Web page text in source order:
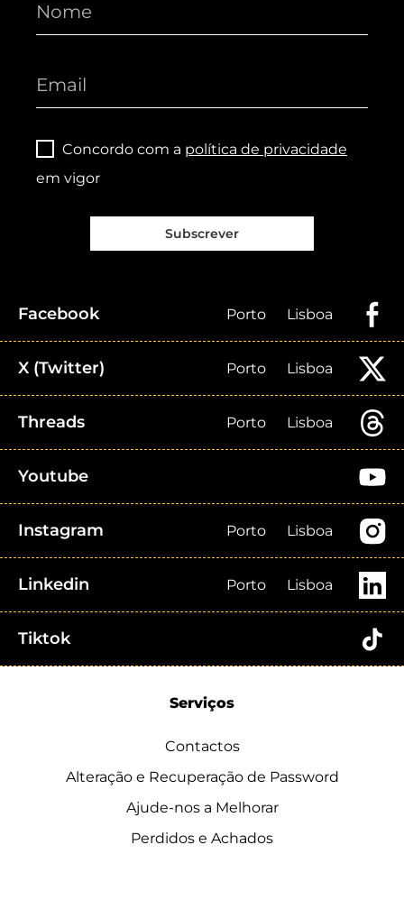
Concordo com a política de privacidade
em vigor
Subscrever
Facebook Porto Lisboa
X (Twitter) Porto Lisboa
Threads Porto Lisboa
Youtube
Instagram Porto Lisboa
Linkedin Porto Lisboa
Tiktok
Serviços
Contactos
Alteração e Recuperação de Password
Ajude-nos a Melhorar
Perdidos e Achados